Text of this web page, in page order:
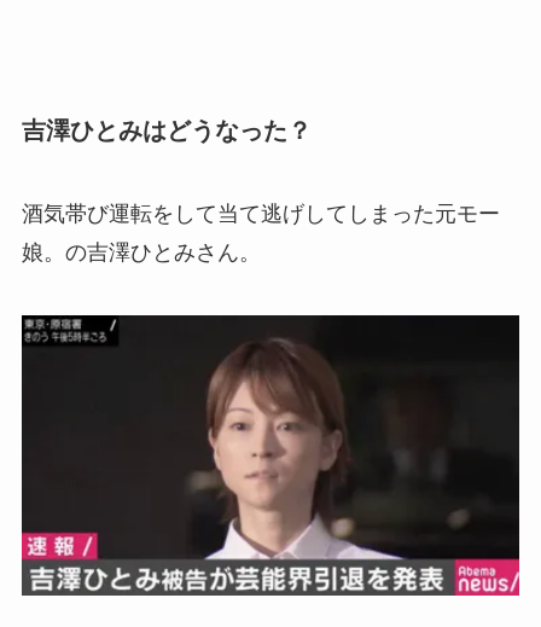
吉澤ひとみはどうなった？
酒気帯び運転をして当て逃げしてしまった元モー
娘。の吉澤ひとみさん。